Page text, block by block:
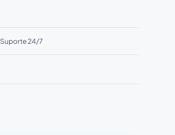
Suporte 24/7